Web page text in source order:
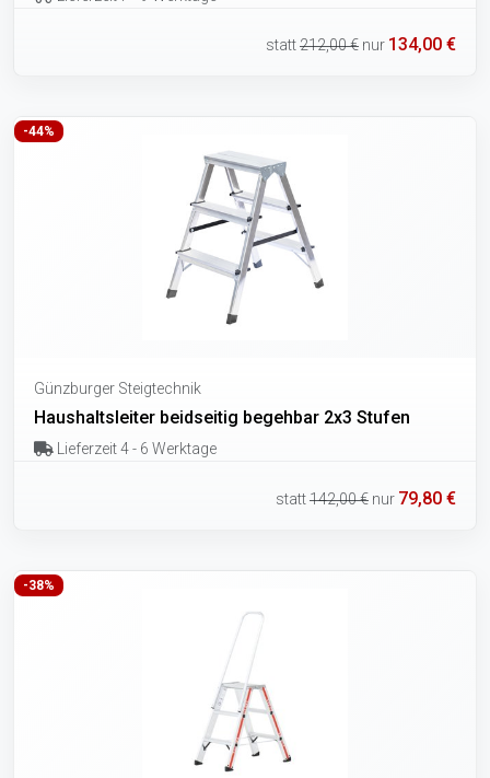
statt212,00 € nur 134,00 €
-44%
Günzburger Steigtechnik
Haushaltsleiter beidseitig begehbar 2x3 Stufen
Lieferzeit 4 - 6 Werktage
statt142,00 € nur 79,80 €
-38%